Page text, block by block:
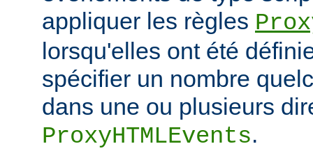
appliquer les règles
lorsqu'elles ont été
spécifier un nombre
dans une ou plusieurs
ProxyHTMLEvents.